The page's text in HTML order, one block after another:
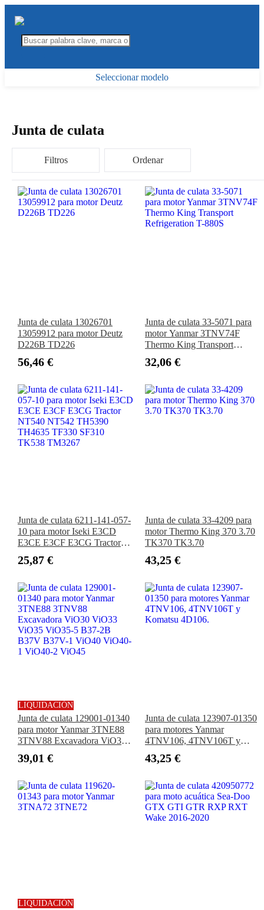
Seleccionar modelo
Junta de culata
Filtros Ordenar
Junta de culata 13026701
13059912 para motor Deutz
D226B TD226
56,46 €
Junta de culata 33-5071 para
motor Yanmar 3TNV74F
Thermo King Transport
32,06 €
Junta de culata 6211-141-057-
10 para motor Iseki E3CD
E3CE E3CF E3CG Tractor
TH4635 TF330 SF310
25,87 €
Junta de culata 33-4209 para
motor Thermo King 370 3.70
TK370 TK3.70
43,25 €
LIQUIDACIÓN
Junta de culata 129001-01340
para motor Yanmar 3TNE88
3TNV88 Excavadora ViO30
2B B37V B37V-1 ViO40
39,01 €
Junta de culata 123907-01350
para motores Yanmar
4TNV106, 4TNV106T y
43,25 €
LIQUIDACIÓN